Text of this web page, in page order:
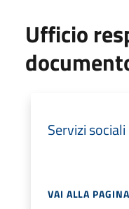
Ufficio
Servizi
VAI ALLA PAGINA